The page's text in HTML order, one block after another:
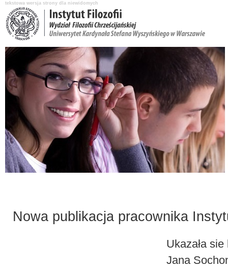
tekstowa wersja strony dla niewidomych
Nowa publikacja pracownika
Ukazała
Jana